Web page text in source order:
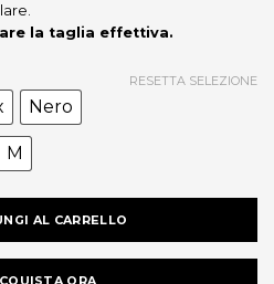
la taglia effettiva.
Nero
M
RESETTA SELEZIONE
AL CARRELLO